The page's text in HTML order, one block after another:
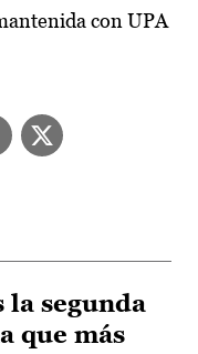
con UPA
la segunda
que más